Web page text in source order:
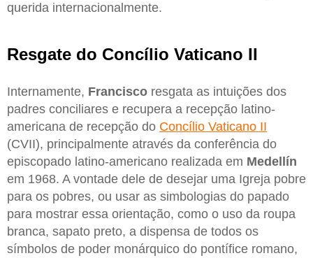
querida internacionalmente.
Resgate do Concílio Vaticano II
Internamente, Francisco resgata as intuições dos
padres conciliares e recupera a recepção latino-
americana de recepção do Concílio Vaticano II
(CVII), principalmente através da conferência do
episcopado latino-americano realizada em Medellín
em 1968. A vontade dele de desejar uma Igreja pobre
para os pobres, ou usar as simbologias do papado
para mostrar essa orientação, como o uso da roupa
branca, sapato preto, a dispensa de todos os
símbolos de poder monárquico do pontífice romano,